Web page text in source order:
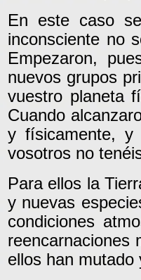
En este caso
inconsciente no
Empezaron,
nuevos grupos
vuestro planeta
Cuando
y físicamente, y
vosotros no
Para ellos la
y nuevas
condiciones
reencarnaciones
ellos han mutado